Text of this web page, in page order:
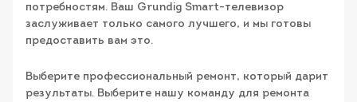
потребностям. Ваш Grundig Smart-телевизор
заслуживает только самого лучшего, и мы готовы
предоставить вам это.
Выберите профессиональный ремонт, который дарит
результаты. Выберите нашу команду для ремонта